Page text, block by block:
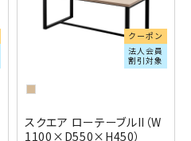
クーポン
法人会員
割引対象
スクエア ローテーブルII（W
1100×D550×H450）